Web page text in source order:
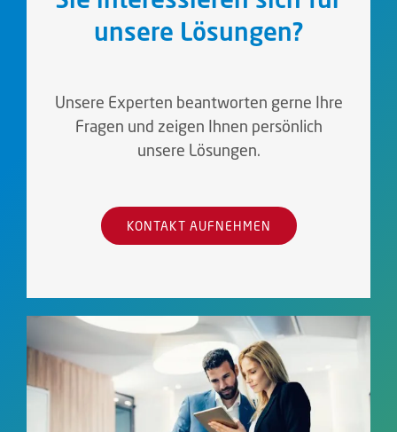
unsere Lösungen?
Unsere Experten beantworten gerne Ihre
Fragen und zeigen Ihnen persönlich
unsere Lösungen.
KONTAKT AUFNEHMEN